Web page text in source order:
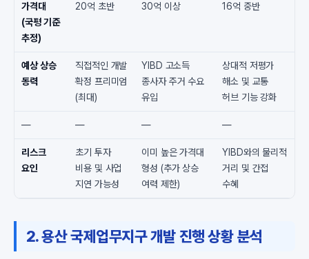
가격대
(국평 기준
추정)
20억 초반
30억 이상
16억 중반
예상 상승
동력
직접적인 개발
확정 프리미엄
(최대)
YIBD 고소득
종사자 주거 수요
유입
상대적 저평가
해소 및 교통
허브 기능 강화
— — — —
리스크
요인
초기 투자
비용 및 사업
지연 가능성
이미 높은 가격대
형성 (추가 상승
여력 제한)
YIBD와의 물리적
거리 및 간접
수혜
2. 용산 국제업무지구 개발 진행 상황 분석